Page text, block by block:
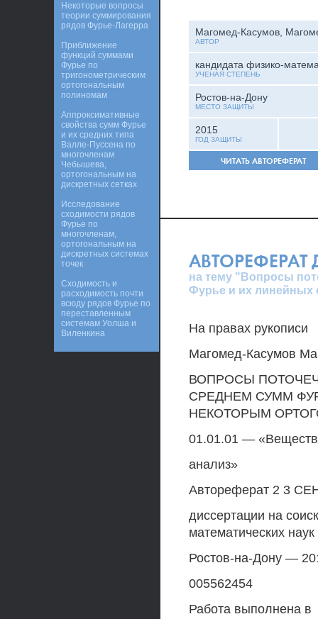
Магомед-Касумов,
АВТОР
кандидата физико-
УЧЕНАЯ СТЕПЕНЬ
Ростов-на-Дону
МЕСТО ЗАЩИТЫ
2015
ГОД ЗАЩИТЫ
ЧИТАТЬ АВТОРЕФЕРАТ
АВТОРЕФЕРАТ
на тему "Вопросы
Фурье и их линейных
На правах рукописи
Магомед-Касумов
ВОПРОСЫ
СРЕДНЕМ СУММ
НЕКОТОРЫМ
01.01.01 —
анализ»
Автореферат 2 3
диссертации на
математических наук
Ростов-на-Дону —
005562454
Работа выполнена в
Некоторые вопросы
теории суммирования
рядов Фурье-Лагерра
Приближение
функций суммами
Фурье по
тригонометрическим
ортогональным
полиномам
Аппроксимативные
свойства сумм Фурье
и их средних типа
Валле-Пуссена по
многочленам
Чебышева,
ортогональным на
дискретных сетках
Исследование
сходимости рядов
Фурье по
многочленам,
ортогональным на
дискретных системах
точек
Сходимость и
расходимость почти
всюду рядов Фурье по
переставленным
системам Уолша и
Виленкина